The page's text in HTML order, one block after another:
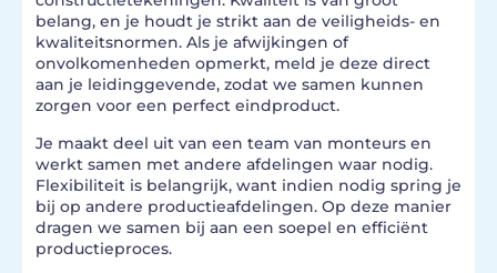
belang, en je houdt je strikt aan de veiligheids- en
kwaliteitsnormen. Als je afwijkingen of
onvolkomenheden opmerkt, meld je deze direct
aan je leidinggevende, zodat we samen kunnen
zorgen voor een perfect eindproduct.
Je maakt deel uit van een team van monteurs en
werkt samen met andere afdelingen waar nodig.
Flexibiliteit is belangrijk, want indien nodig spring je
bij op andere productieafdelingen. Op deze manier
dragen we samen bij aan een soepel en efficiënt
productieproces.